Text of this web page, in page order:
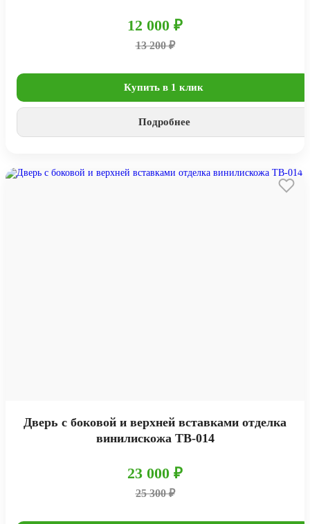
12 000 ₽
13 200 ₽
Купить в 1 клик
Подробнее
Дверь с боковой и верхней вставками отделка
винилискожа ТВ-014
23 000 ₽
25 300 ₽